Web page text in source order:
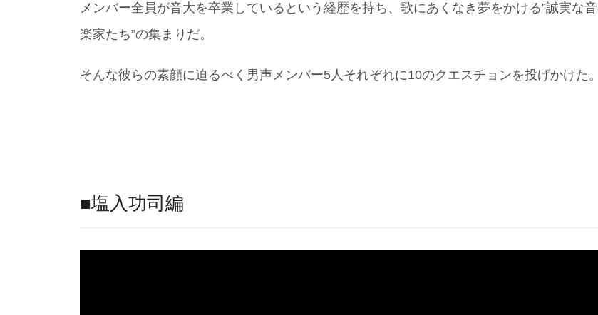
メンバー全員が音大を卒業しているという経歴を持ち、歌にあくなき夢をかける”誠実な音
楽家たち”の集まりだ。
そんな彼らの素顔に迫るべく男声メンバー5人それぞれに10のクエスチョンを投げかけた。
■塩入功司編